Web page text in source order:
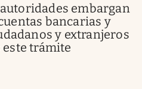
embargan
bancarias y
y extranjeros
este trámite